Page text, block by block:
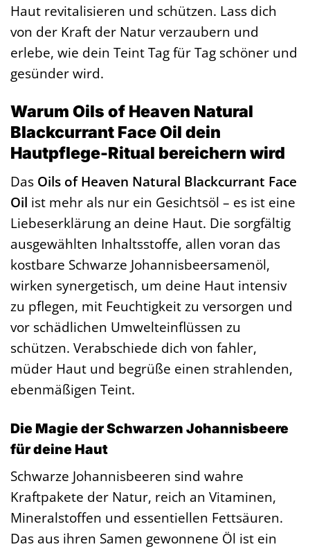
Haut revitalisieren und schützen. Lass dich
von der Kraft der Natur verzaubern und
erlebe, wie dein Teint Tag für Tag schöner und
gesünder wird.
Warum Oils of Heaven Natural
Blackcurrant Face Oil dein
Hautpflege-Ritual bereichern wird
Das Oils of Heaven Natural Blackcurrant Face
Oil ist mehr als nur ein Gesichtsöl – es ist eine
Liebeserklärung an deine Haut. Die sorgfältig
ausgewählten Inhaltsstoffe, allen voran das
kostbare Schwarze Johannisbeersamenöl,
wirken synergetisch, um deine Haut intensiv
zu pflegen, mit Feuchtigkeit zu versorgen und
vor schädlichen Umwelteinflüssen zu
schützen. Verabschiede dich von fahler,
müder Haut und begrüße einen strahlenden,
ebenmäßigen Teint.
Die Magie der Schwarzen Johannisbeere
für deine Haut
Schwarze Johannisbeeren sind wahre
Kraftpakete der Natur, reich an Vitaminen,
Mineralstoffen und essentiellen Fettsäuren.
Das aus ihren Samen gewonnene Öl ist ein